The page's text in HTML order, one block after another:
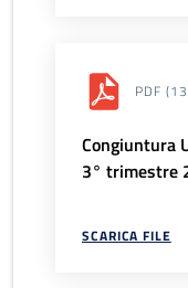
PDF
Congiuntura
3° trimestre
SCARICA FILE